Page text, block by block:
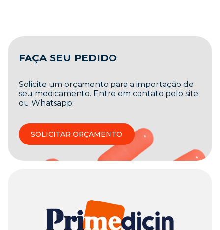
FAÇA SEU PEDIDO
Solicite um orçamento para a importação de
seu medicamento. Entre em contato pelo site
ou Whatsapp.
SOLICITAR ORÇAMENTO